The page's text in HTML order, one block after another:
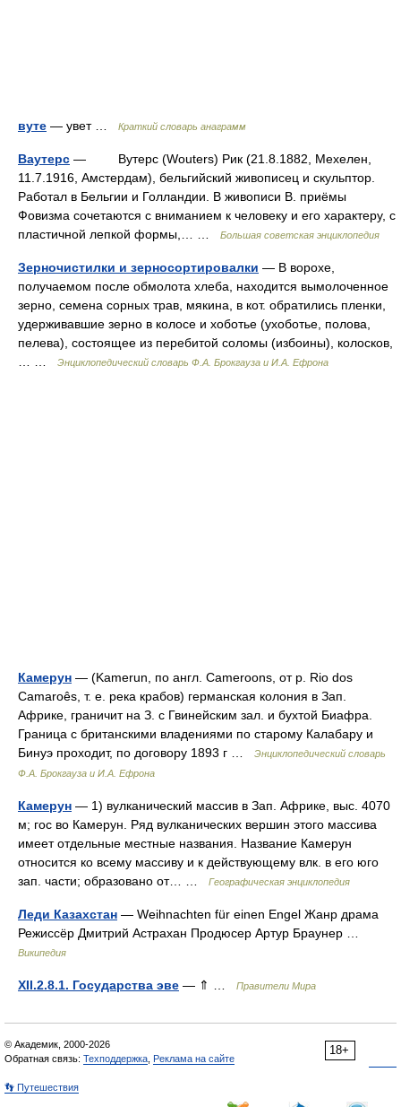
вуте — увет … Краткий словарь анаграмм
Ваутерс — Вутерс (Wouters) Рик (21.8.1882, Мехелен,
11.7.1916, Амстердам), бельгийский живописец и скульптор.
Работал в Бельгии и Голландии. В живописи В. приёмы
Фовизма сочетаются с вниманием к человеку и его характеру, с
пластичной лепкой формы,… …
Большая советская энциклопедия
Зерночистилки и зерносортировалки — В ворохе,
получаемом после обмолота хлеба, находится вымолоченное
зерно, семена сорных трав, мякина, в кот. обратились пленки,
удерживавшие зерно в колосе и хоботье (ухоботье, полова,
пелева), состоящее из перебитой соломы (избоины), колосков,
Энциклопедический словарь Ф.А. Брокгауза и И.А. Ефрона
Камерун — (Kamerun, по англ. Cameroons, от р. Rio dos
Camaroês, т. е. река крабов) германская колония в Зап.
Африке, граничит на З. с Гвинейским зал. и бухтой Биафра.
Граница с британскими владениями по старому Калабару и
Бинуэ проходит, по договору 1893 г …
Энциклопедический словарь
Ф.А. Брокгауза и И.А. Ефрона
Камерун — 1) вулканический массив в Зап. Африке, выс. 4070
м; гос во Камерун. Ряд вулканических вершин этого массива
имеет отдельные местные названия. Название Камерун
относится ко всему массиву и к действующему влк. в его юго
зап. части; образовано от… …
Географическая энциклопедия
Леди Казахстан — Weihnachten für einen Engel Жанр драма
Режиссёр Дмитрий Астрахан Продюсер Артур Браунер …
Википедия
XII.2.8.1. Государства эве — ⇑ … Правители Мира
18+
© Академик, 2000-2026
Обратная связь: Техподдержка Реклама на сайте
👣 Путешествия